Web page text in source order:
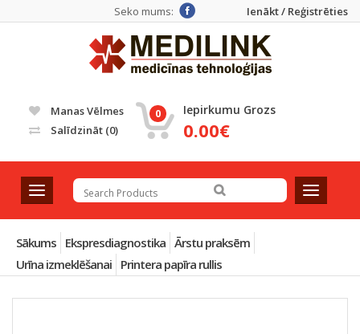
Ienākt / Reģistrēties
Seko mums:
Manas Vēlmes
Salīdzināt (0)
0 Iepirkumu Grozs
0.00€
T
o
g
g
e
T
o
g
e
Sākums Ekspresdiagnostika Ārstu praksēm
Urīna izmeklēšanai Printera papīra rullis